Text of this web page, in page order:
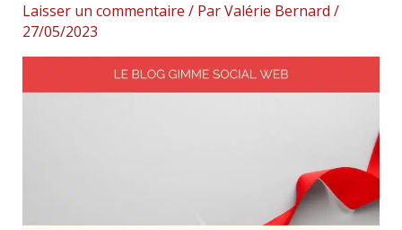
Laisser un commentaire / ParValérie Bernard /
27/05/2023